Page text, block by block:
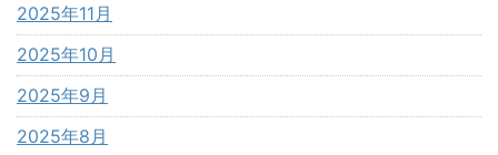
2025年11月
2025年10月
2025年9月
2025年8月